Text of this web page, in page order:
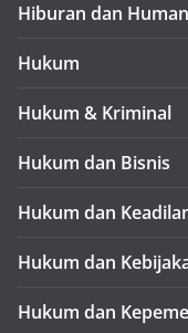
Hiburan dan
Hukum
Hukum & Kriminal
Hukum dan Bisnis
Hukum dan
Hukum dan
Hukum dan